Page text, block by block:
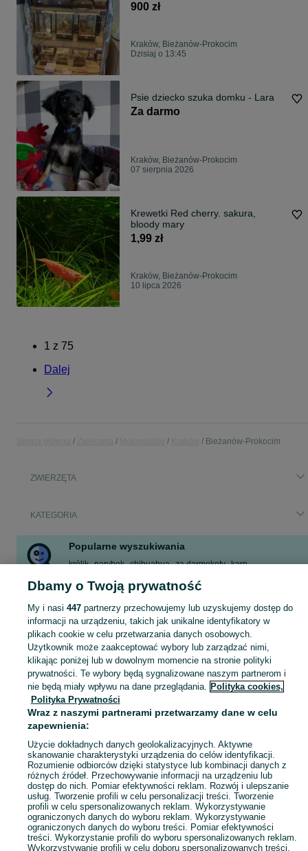
900 zł
Kraków, Bieżanów-Prokocim
Dzisiaj o 13:45
Psie dziecko szuka domku - Lara
Za darmo
Kraków, Bieżanów-Prokocim
07 sierpnia 2026
Krewetki Red cherry. sakura,
bloody mary
1,99 zł
Kraków, Bieżanów-Prokocim
10 lipca 2026
1 z 75
Dalej
Bieżanów-Prokocim
ZWIERZĘTA
KATEGORIA
Popularne wyszukiwania
królik narybek chihuahua za darmokoty karp
paracheirodon axelrodi
pudel toy miniaturka
Zobacz Więcej
Szukasz zwierzaka lub czegoś dla niego? ▶️ Przeglądaj kategorię Zwierzęta na OLX Kraków i znajdź to, czego potrzebujesz w atrakcyjnych cenach!
Mapa kategorii
Mapa miejscowości
Mapa ministron
Popularne wyszukiwania
Dbamy o Twoją prywatność
My i nasi 447partnerzy przechowujemy lub uzyskujemy dostęp do
informacji na urządzeniu, takich jak unikalne identyfikatory w
plikach cookie w celu przetwarzania danych osobowych.
Użytkownik może zaakceptować wybory lub zarządzać nimi,
klikając poniżej lub w dowolnym momencie na stronie polityki
prywatności. Te wybory będą sygnalizowane naszym partnerom i
nie będą miały wpływu na dane przeglądania. Polityka cookies,
Polityka Prywatności
Wraz z naszymi partnerami przetwarzamy dane w celu
zapewnienia:
Użycie dokładnych danych geolokalizacyjnych. Aktywne
skanowanie charakterystyki urządzenia do celów identyfikacji.
Rozumienie odbiorców dzięki statystyce lub kombinacji danych z
różnych źródeł. Przechowywanie informacji na urządzeniu lub
dostęp do nich. Pomiar efektywności reklam. Rozwój i ulepszanie
usług. Tworzenie profili w celu personalizacji treści. Tworzenie
profili w celu spersonalizowanych reklam. Wykorzystywanie
ograniczonych danych do wyboru reklam. Wykorzystywanie
ograniczonych danych do wyboru treści. Pomiar efektywności
treści. Wykorzystanie profili do wyboru spersonalizowanych reklam.
Wykorzystywanie profili w celu doboru spersonalizowanych treści.